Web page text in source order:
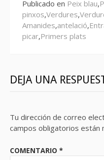
Publicado en Peix blau,
pinxos,Verdures,
Amanides,antelació,
picar,Primers plats
DEJA UNA
Tu dirección de correo
campos obligatorios están
COMENTARIO *